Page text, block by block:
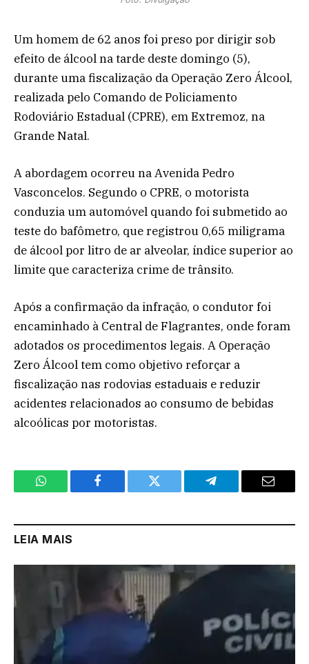
Um homem de 62 anos foi preso por dirigir sob
efeito de álcool na tarde deste domingo (5),
durante uma fiscalização da Operação Zero Álcool,
realizada pelo Comando de Policiamento
Rodoviário Estadual (CPRE), em Extremoz, na
Grande Natal.
A abordagem ocorreu na Avenida Pedro
Vasconcelos. Segundo o CPRE, o motorista
conduzia um automóvel quando foi submetido ao
teste do bafômetro, que registrou 0,65 miligrama
de álcool por litro de ar alveolar, índice superior ao
limite que caracteriza crime de trânsito.
Após a confirmação da infração, o condutor foi
encaminhado à Central de Flagrantes, onde foram
adotados os procedimentos legais. A Operação
Zero Álcool tem como objetivo reforçar a
fiscalização nas rodovias estaduais e reduzir
acidentes relacionados ao consumo de bebidas
alcoólicas por motoristas.
WhatsApp Facebook Twitter Telegram Email
LEIA MAIS